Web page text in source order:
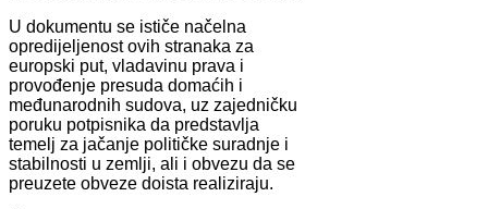
U dokumentu se ističe načelna
opredijeljenost ovih stranaka za
europski put, vladavinu prava i
provođenje presuda domaćih i
međunarodnih sudova, uz zajedničku
poruku potpisnika da predstavlja
temelj za jačanje političke suradnje i
stabilnosti u zemlji, ali i obvezu da se
preuzete obveze doista realiziraju.